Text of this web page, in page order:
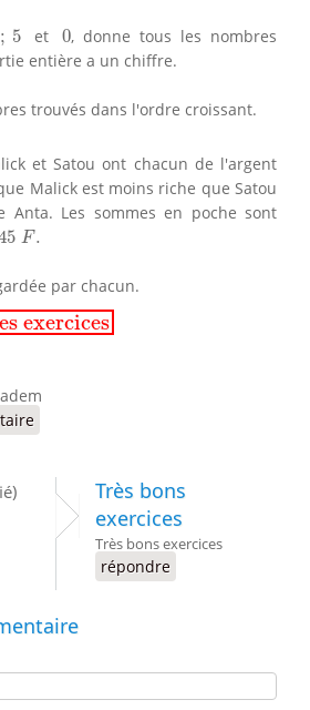
; 5
; 5 et 0
0, donne tous les nombres
entière a un chiffre.
trouvés dans l'ordre croissant.
et Satou ont chacun de l'argent
Malick est moins riche que Satou
Anta. Les sommes en poche sont
F.
F.
par chacun.
exercices
Très bons
exercices
Très bons exercices
répondre